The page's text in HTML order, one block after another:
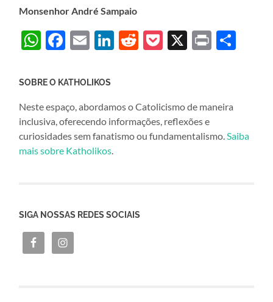
Monsenhor André Sampaio
WhatsApp
Facebook
EmailLinkedIn
Reddit
Pocket
X Print
SOBRE O KATHOLIKOS
Neste espaço, abordamos o Catolicismo de maneira
inclusiva, oferecendo informações, reflexões e
curiosidades sem fanatismo ou fundamentalismo.Saiba
mais sobre Katholikos.
SIGA NOSSAS REDES SOCIAIS